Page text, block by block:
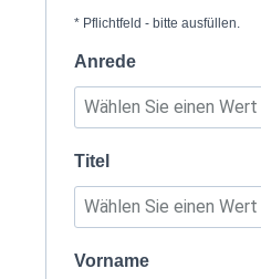
* Pflichtfeld - bitte ausfüllen.
Anrede
Titel
Vorname